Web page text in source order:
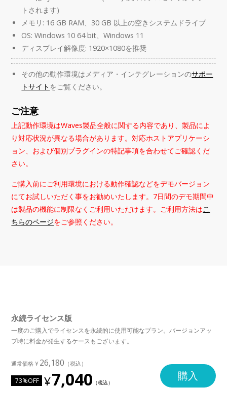
トされます)
メモリ: 16 GB RAM、30 GB 以上の空きシステムドライブ
OS: Windows 10 64 bit、Windows 11
ディスプレイ解像度: 1920×1080を推奨
その他の動作環境はメディア・インテグレーションのサポー
トサイト をご覧ください。
ご注意
上記動作環境はWaves製品全般に関する内容であり、製品によ
り対応状況が異なる場合があります。対応ホストアプリケーシ
ョン、および個別プラグインの特記事項を合わせてご確認くだ
さい。
ご購入前にご利用環境における動作確認などをデモバージョン
にてお試しいただく事をお勧めいたします。7日間のデモ期間中
は製品の機能に制限なくご利用いただけます。ご利用方法はこ
ちらのページをご参照ください。
永続ライセンス版
一度のご購入でライセンスを永続的に使用可能なプラン。バージョンアッ
プ時に料金が発生するケースもございます。
26,180
73%OFF 7,040 購入